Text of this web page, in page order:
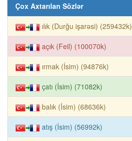
Çox Axtarılan Sözlər
ılık (Durğu işarəsi) (259432k)
açık (Feil) (100070k)
ırmak (İsim) (94876k)
çatı (İsim) (71082k)
balık (İsim) (68636k)
atış (İsim) (56992k)